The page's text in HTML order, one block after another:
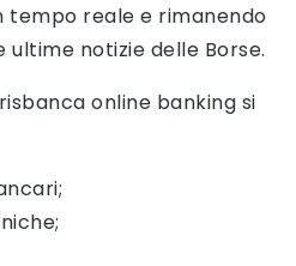
tempo reale e rimanendo
notizie delle Borse.
online banking si